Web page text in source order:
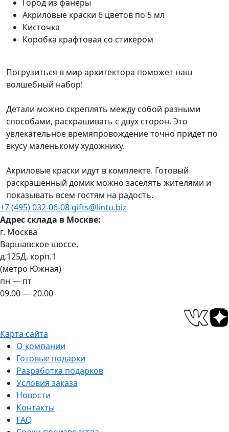
Город из фанеры
Акриловые краски 6 цветов по 5 мл
Кисточка
Коробка крафтовая со стикером
Погрузиться в мир архитектора поможет наш
волшебный набор!
Детали можно скреплять между собой разными
способами, раскрашивать с двух сторон. Это
увлекательное времяпровождение точно придет по
вкусу маленькому художнику.
Акриловые краски идут в комплекте. Готовый
раскрашенный домик можно заселять жителями и
показывать всем гостям на радость.
+7 (495) 032-06-08 gifts@lintu.biz
Адрес склада в Москве:
г. Москва
Варшавское шоссе,
д.125Д, корп.1
(метро Южная)
пн — пт
09.00 — 20.00
Карта сайта
О компании
Готовые подарки
Разработка подарков
Условия заказа
Новости
Контакты
FAQ